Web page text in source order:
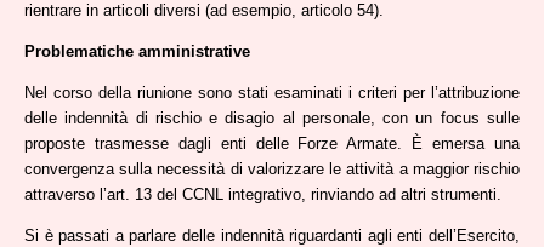
rientrare in articoli diversi (ad esempio, articolo 54).
Problematiche amministrative
Nel corso della riunione sono stati esaminati i criteri per l’attribuzione
delle indennità di rischio e disagio al personale, con un focus sulle
proposte trasmesse dagli enti delle Forze Armate. È emersa una
convergenza sulla necessità di valorizzare le attività a maggior rischio
attraverso l’art. 13 del CCNL integrativo, rinviando ad altri strumenti.
Si è passati a parlare delle indennità riguardanti agli enti dell’Esercito,